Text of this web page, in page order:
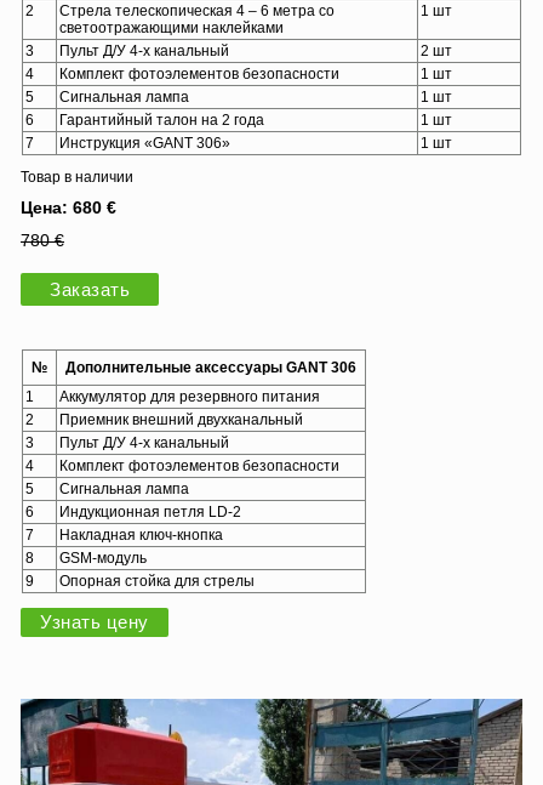
2
Стрела телескопическая 4 – 6 метра со
светоотражающими наклейками
1 шт
3 Пульт Д/У 4-х канальный
2 шт
4
Комплект фотоэлементов безопасности
1 шт
5
Сигнальная лампа
1 шт
6
Гарантийный талон на 2 года
1 шт
7
Инструкция «GANT 306»
1 шт
Товар в наличии
Цена: 680 €
780 €
Заказать
№
Дополнительные аксессуары GANT 306
1
Аккумулятор для резервного питания
2
Приемник внешний двухканальный
3
Пульт Д/У 4-х канальный
4
Комплект фотоэлементов безопасности
5
Сигнальная лампа
6
Индукционная петля LD-2
7
Накладная ключ-кнопка
8
GSM-модуль
9
Опорная стойка для стрелы
Узнать цену